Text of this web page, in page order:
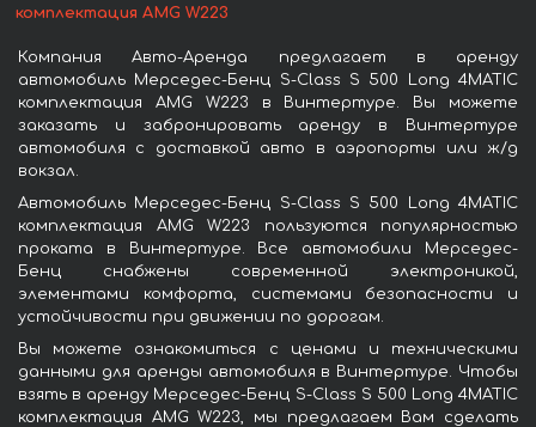
комплектация AMG W223
Компания Авто-Аренда предлагает в аренду
автомобиль Мерседес-Бенц S-Class S 500 Long 4MATIC
комплектация AMG W223 в Винтертуре. Вы можете
заказать и забронировать аренду в Винтертуре
автомобиля с доставкой авто в аэропорты или ж/д
вокзал.
Автомобиль Мерседес-Бенц S-Class S 500 Long 4MATIC
комплектация AMG W223 пользуются популярностью
проката в Винтертуре. Все автомобили Мерседес-
Бенц снабжены современной электроникой,
элементами комфорта, системами безопасности и
устойчивости при движении по дорогам.
Вы можете ознакомиться с ценами и техническими
данными для аренды автомобиля в Винтертуре. Чтобы
взять в аренду Мерседес-Бенц S-Class S 500 Long 4MATIC
комплектация AMG W223, мы предлагаем Вам сделать